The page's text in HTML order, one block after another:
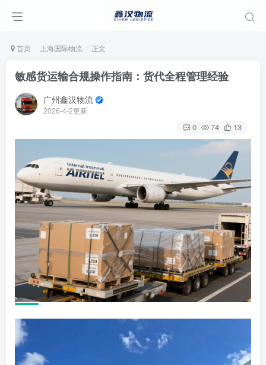
首页 上海国际物流 正文
敏感货运输合规操作指南：货代全程管理经验
广州鑫汉物流
2026-4-2更新
0 74 13